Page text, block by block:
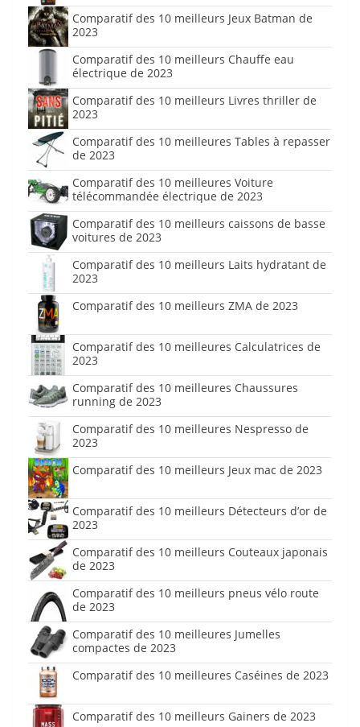
Comparatif des 10 meilleurs Jeux Batman de
2023
Comparatif des 10 meilleurs Chauffe eau
électrique de 2023
Comparatif des 10 meilleurs Livres thriller de
2023
Comparatif des 10 meilleures Tables à repasser
de 2023
Comparatif des 10 meilleures Voiture
télécommandée électrique de 2023
Comparatif des 10 meilleurs caissons de basse
voitures de 2023
Comparatif des 10 meilleurs Laits hydratant de
2023
Comparatif des 10 meilleurs ZMA de 2023
Comparatif des 10 meilleures Calculatrices de
2023
Comparatif des 10 meilleures Chaussures
running de 2023
Comparatif des 10 meilleures Nespresso de
2023
Comparatif des 10 meilleurs Jeux mac de 2023
Comparatif des 10 meilleurs Détecteurs d’or de
2023
Comparatif des 10 meilleurs Couteaux japonais
de 2023
Comparatif des 10 meilleurs pneus vélo route
de 2023
Comparatif des 10 meilleures Jumelles
compactes de 2023
Comparatif des 10 meilleures Caséines de 2023
Comparatif des 10 meilleurs Gainers de 2023